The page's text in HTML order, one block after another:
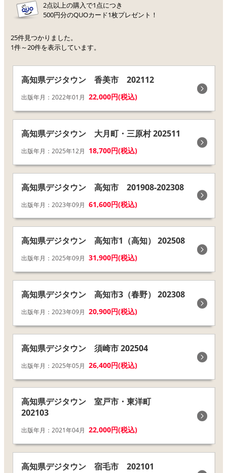
2点以上の購入で1点につき
500円分のQUOカード1枚プレゼント！
25件見つかりました。
1件～20件を表示しています。
高知県デジタウン 香美市 202112
出版年月：2022年01月 22,000円(税込)
高知県デジタウン 大月町・三原村 202511
出版年月：2025年12月 18,700円(税込)
高知県デジタウン 高知市 201908-202308
出版年月：2023年09月 61,600円(税込)
高知県デジタウン 高知市1（高知） 202508
出版年月：2025年09月 31,900円(税込)
高知県デジタウン 高知市3（春野） 202308
出版年月：2023年09月 20,900円(税込)
高知県デジタウン 須崎市 202504
出版年月：2025年05月 26,400円(税込)
高知県デジタウン 室戸市・東洋町
202103
出版年月：2021年04月 22,000円(税込)
高知県デジタウン 宿毛市 202101